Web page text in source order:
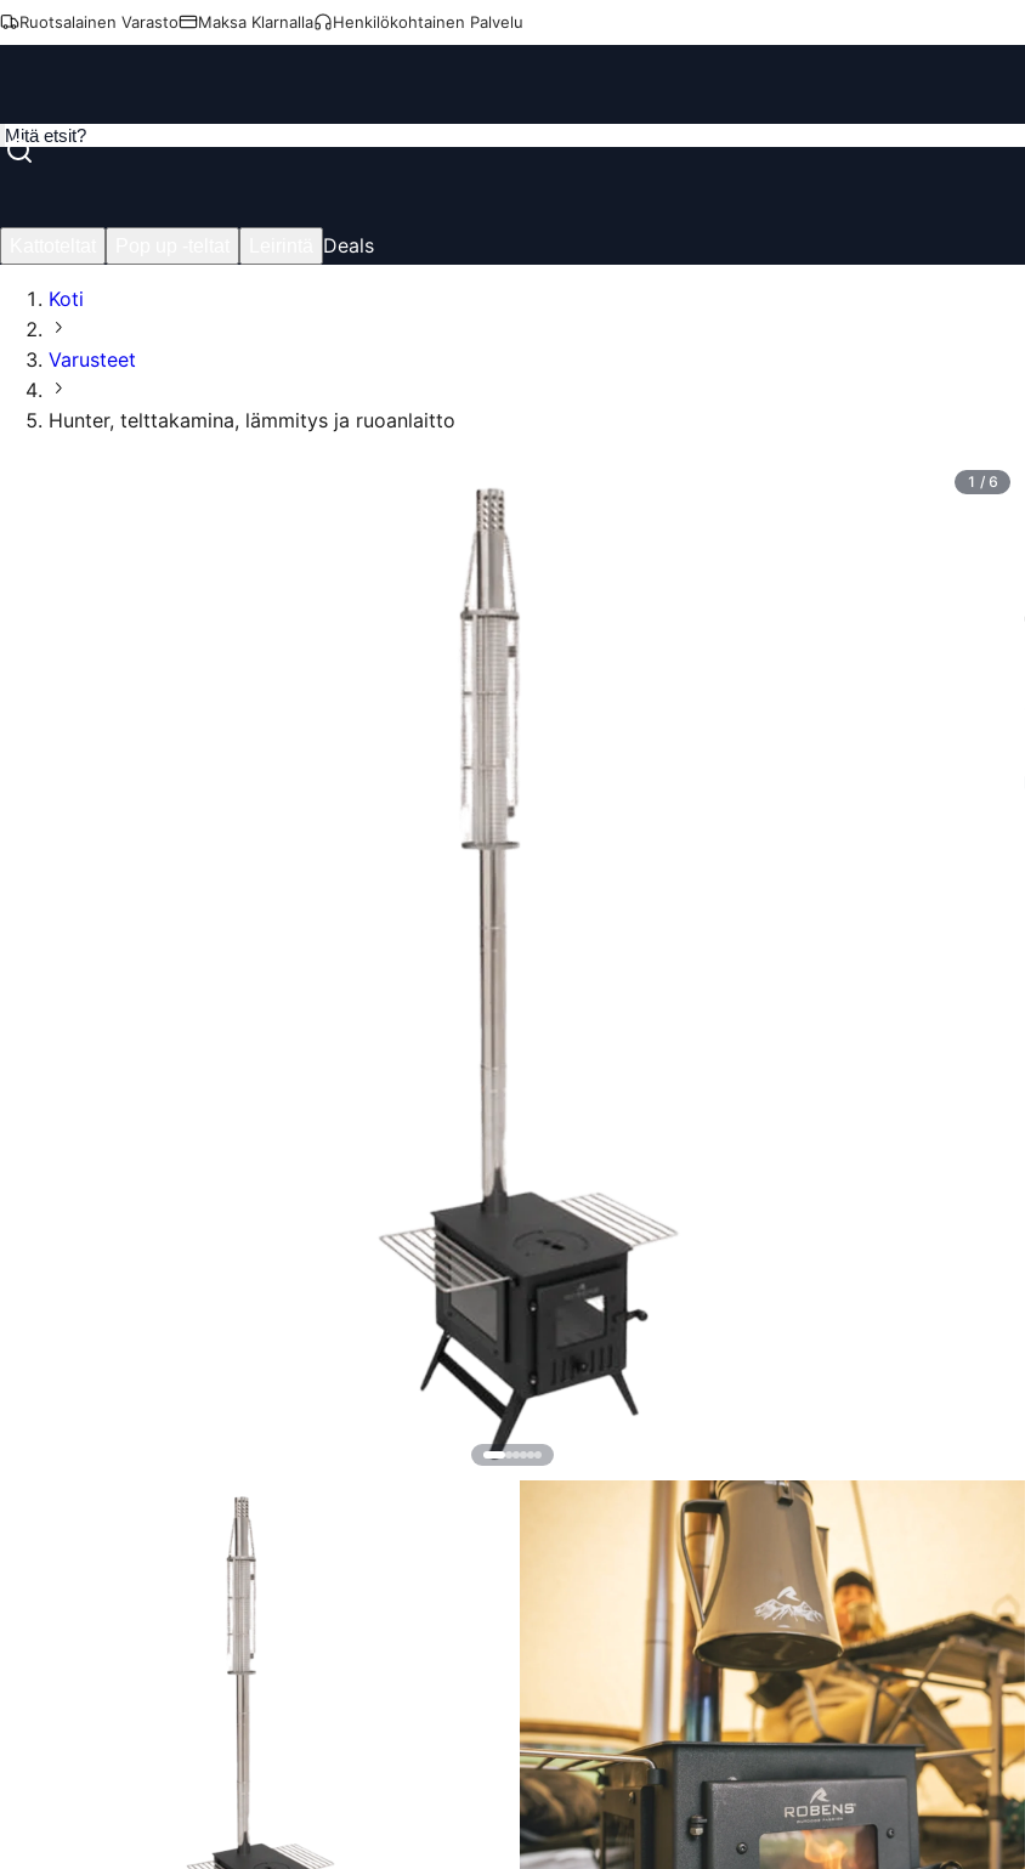
Ruotsalainen Varasto Maksa Klarnalla Henkilökohtainen Palvelu
Deals
Koti
Varusteet
Hunter, telttakamina, lämmitys ja ruoanlaitto
1 / 6